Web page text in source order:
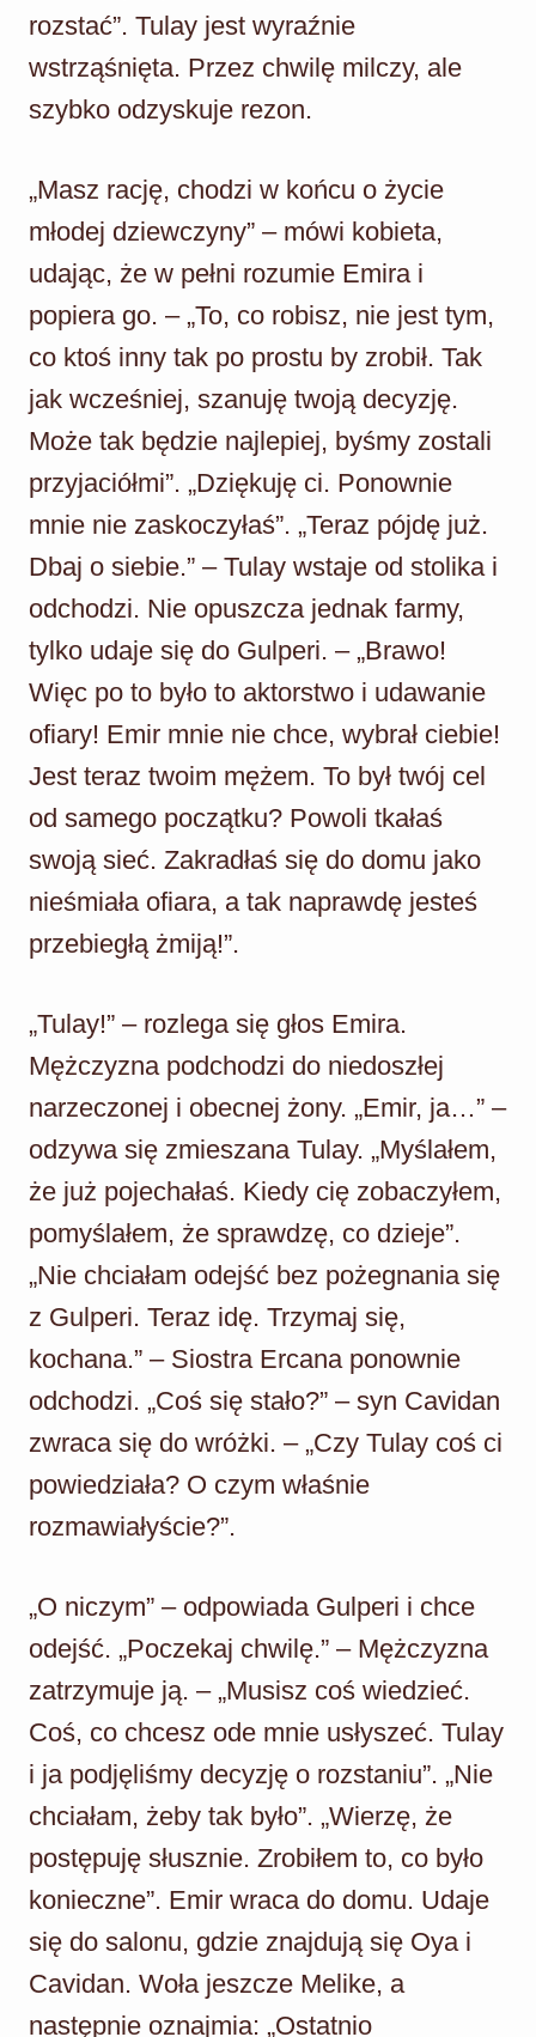
rozstać”. Tulay jest wyraźnie
wstrząśnięta. Przez chwilę milczy, ale
szybko odzyskuje rezon.
„Masz rację, chodzi w końcu o życie
młodej dziewczyny” – mówi kobieta,
udając, że w pełni rozumie Emira i
popiera go. – „To, co robisz, nie jest tym,
co ktoś inny tak po prostu by zrobił. Tak
jak wcześniej, szanuję twoją decyzję.
Może tak będzie najlepiej, byśmy zostali
przyjaciółmi”. „Dziękuję ci. Ponownie
mnie nie zaskoczyłaś”. „Teraz pójdę już.
Dbaj o siebie.” – Tulay wstaje od stolika i
odchodzi. Nie opuszcza jednak farmy,
tylko udaje się do Gulperi. – „Brawo!
Więc po to było to aktorstwo i udawanie
ofiary! Emir mnie nie chce, wybrał ciebie!
Jest teraz twoim mężem. To był twój cel
od samego początku? Powoli tkałaś
swoją sieć. Zakradłaś się do domu jako
nieśmiała ofiara, a tak naprawdę jesteś
przebiegłą żmiją!”.
„Tulay!” – rozlega się głos Emira.
Mężczyzna podchodzi do niedoszłej
narzeczonej i obecnej żony. „Emir, ja…” –
odzywa się zmieszana Tulay. „Myślałem,
że już pojechałaś. Kiedy cię zobaczyłem,
pomyślałem, że sprawdzę, co dzieje”.
„Nie chciałam odejść bez pożegnania się
z Gulperi. Teraz idę. Trzymaj się,
kochana.” – Siostra Ercana ponownie
odchodzi. „Coś się stało?” – syn Cavidan
zwraca się do wróżki. – „Czy Tulay coś ci
powiedziała? O czym właśnie
rozmawiałyście?”.
„O niczym” – odpowiada Gulperi i chce
odejść. „Poczekaj chwilę.” – Mężczyzna
zatrzymuje ją. – „Musisz coś wiedzieć.
Coś, co chcesz ode mnie usłyszeć. Tulay
i ja podjęliśmy decyzję o rozstaniu”. „Nie
chciałam, żeby tak było”. „Wierzę, że
postępuję słusznie. Zrobiłem to, co było
konieczne”. Emir wraca do domu. Udaje
się do salonu, gdzie znajdują się Oya i
Cavidan. Woła jeszcze Melike, a
następnie oznajmia: „Ostatnio